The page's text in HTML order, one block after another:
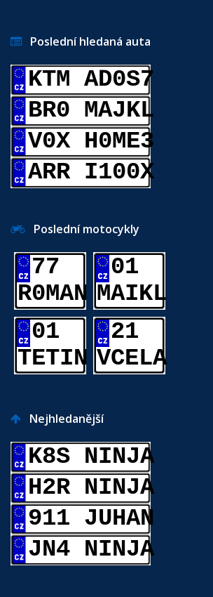
Poslední hledaná auta
KTM AD0S7
BR0 MAJKL
V0X H0ME3
ARR I100X
Poslední motocykly
77
R0MAN
01
MAIKL
01
TETIN
21
VCELA
Nejhledanější
K8S NINJA
H2R NINJA
911 JUHAN
JN4 NINJA